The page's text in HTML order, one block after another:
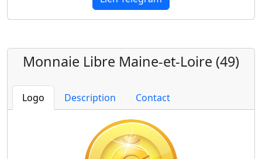
Monnaie Libre Maine-et-Loire (49)
Logo Description Contact